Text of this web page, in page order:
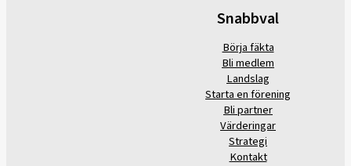
Snabbval
Börja fäkta
Bli medlem
Landslag
Starta en förening
Bli partner
Värderingar
Strategi
Kontakt